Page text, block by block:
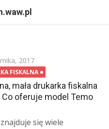
2017
FISKALNA
mała drukarka fiskalna
Co oferuje model Temo
się wiele